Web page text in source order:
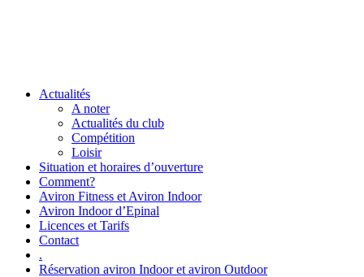
Actualités
A noter
Actualités du club
Compétition
Loisir
Situation et horaires d’ouverture
Comment?
Aviron Fitness et Aviron Indoor
Aviron Indoor d’Epinal
Licences et Tarifs
Contact
.
Réservation aviron Indoor et aviron Outdoor